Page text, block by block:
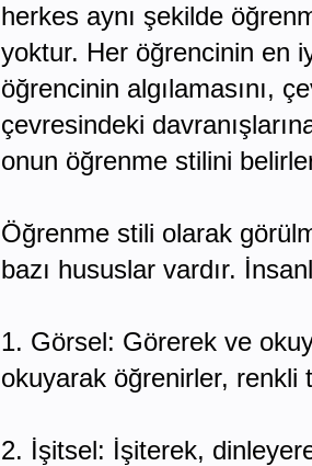
herkes aynı şekilde
yoktur. Her öğrencinin en
öğrencinin algılamasını,
çevresindeki
onun öğrenme stilini
Öğrenme stili olarak
bazı hususlar vardır.
1. Görsel: Görerek ve
okuyarak öğrenirler, renkli
2. İşitsel: İşiterek,